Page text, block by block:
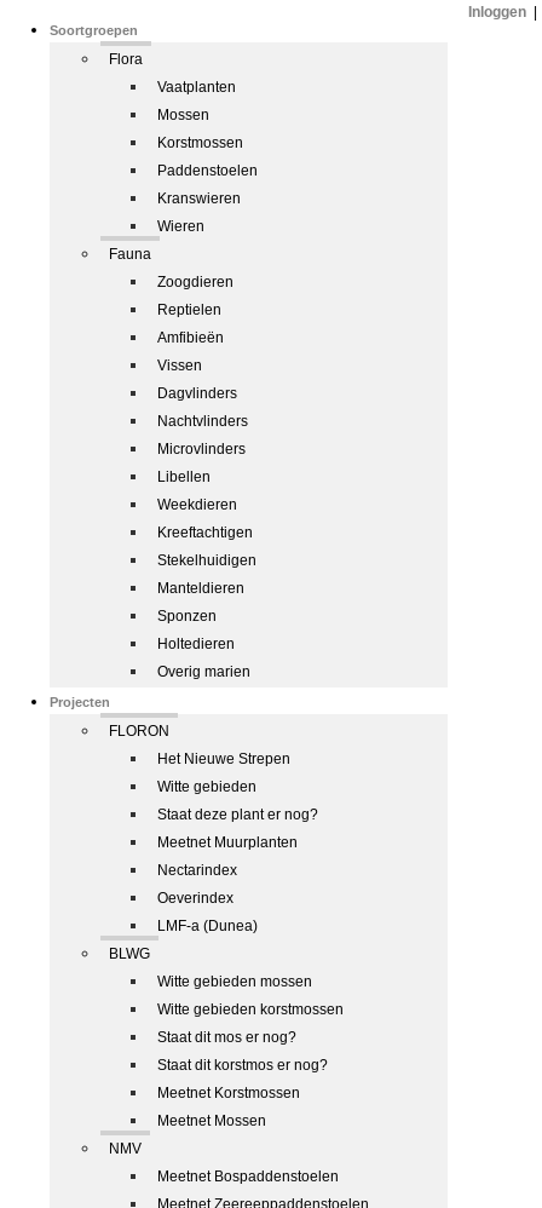
Soortgroepen
Flora
Vaatplanten
Mossen
Korstmossen
Paddenstoelen
Kranswieren
Wieren
Fauna
Zoogdieren
Reptielen
Amfibieën
Vissen
Dagvlinders
Nachtvlinders
Microvlinders
Libellen
Weekdieren
Kreeftachtigen
Stekelhuidigen
Manteldieren
Sponzen
Holtedieren
Overig marien
Projecten
FLORON
Het Nieuwe Strepen
Witte gebieden
Staat deze plant er nog?
Meetnet Muurplanten
Nectarindex
Oeverindex
LMF-a (Dunea)
BLWG
Witte gebieden mossen
Witte gebieden korstmossen
Staat dit mos er nog?
Staat dit korstmos er nog?
Meetnet Korstmossen
Meetnet Mossen
NMV
Meetnet Bospaddenstoelen
Meetnet Zeereeppaddenstoelen
Inloggen